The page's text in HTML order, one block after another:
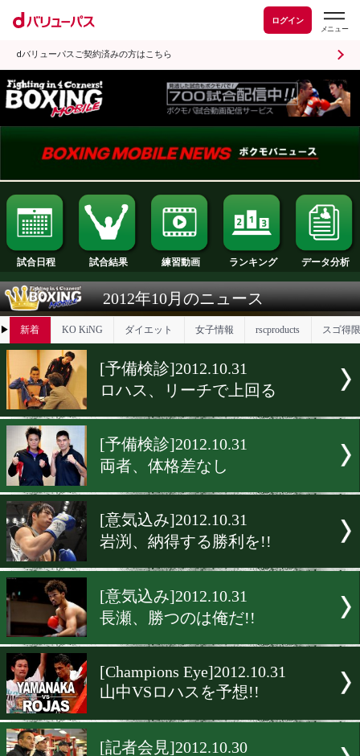
ログイン
dバリューパスご契約済みの方はこちら
試合日程 試合結果 練習動画 ランキング
2012年10月のニュース
▶ 新着 KO KiNG ダイエット 女子情報
[予備検診]2012.10.31
ロハス、リーチで上回る
[予備検診]2012.10.31
[意気込み]2012.10.31
岩渕、納得する勝利を!!
[意気込み]2012.10.31
長瀬、勝つのは俺だ!!